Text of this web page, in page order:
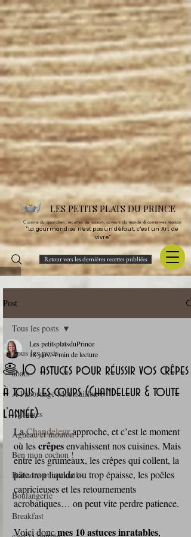
LES PETITS PLATS DU PRINCE
Cuisine du quotidien, recettes de saison, saveurs du monde & conserves maison
"La gourmandise n'est pas un défaut, c'est un Art de
vivre"
Retour vers les dernières recettes publiées
Post
Tous les posts
abats
A l'abordage Moussaillon !
Agrumes
Agneau et mouton
Ben mon cochon !
Boissons et cocktails
Boulangerie
Breakfast
Tous les posts
🥞 10 astuces pour réussir vos crêpes
à tous les coups (Chandeleur & toute
l’année)
Les petitsplatsduPrince
18 janv.4 min de lecture
La Chandeleur approche, et c’est le moment
où les crêpes envahissent nos cuisines. Mais
entre les grumeaux, les crêpes qui collent, la
pâte trop liquide ou trop épaisse, les poêles
capricieuses et les retournements
acrobatiques… on peut vite perdre patience.
Voici donc mes 10 astuces inratables,